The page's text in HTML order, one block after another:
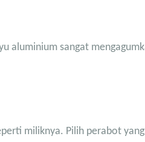
aluminium sangat
miliknya. Pilih perabot